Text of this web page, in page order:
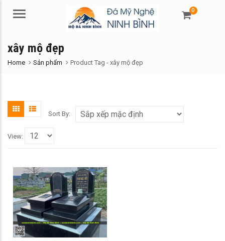
Menu
0
xây mộ đẹp
Home Sản phẩm Product Tag - xây mộ đẹp
Sort By:
View: